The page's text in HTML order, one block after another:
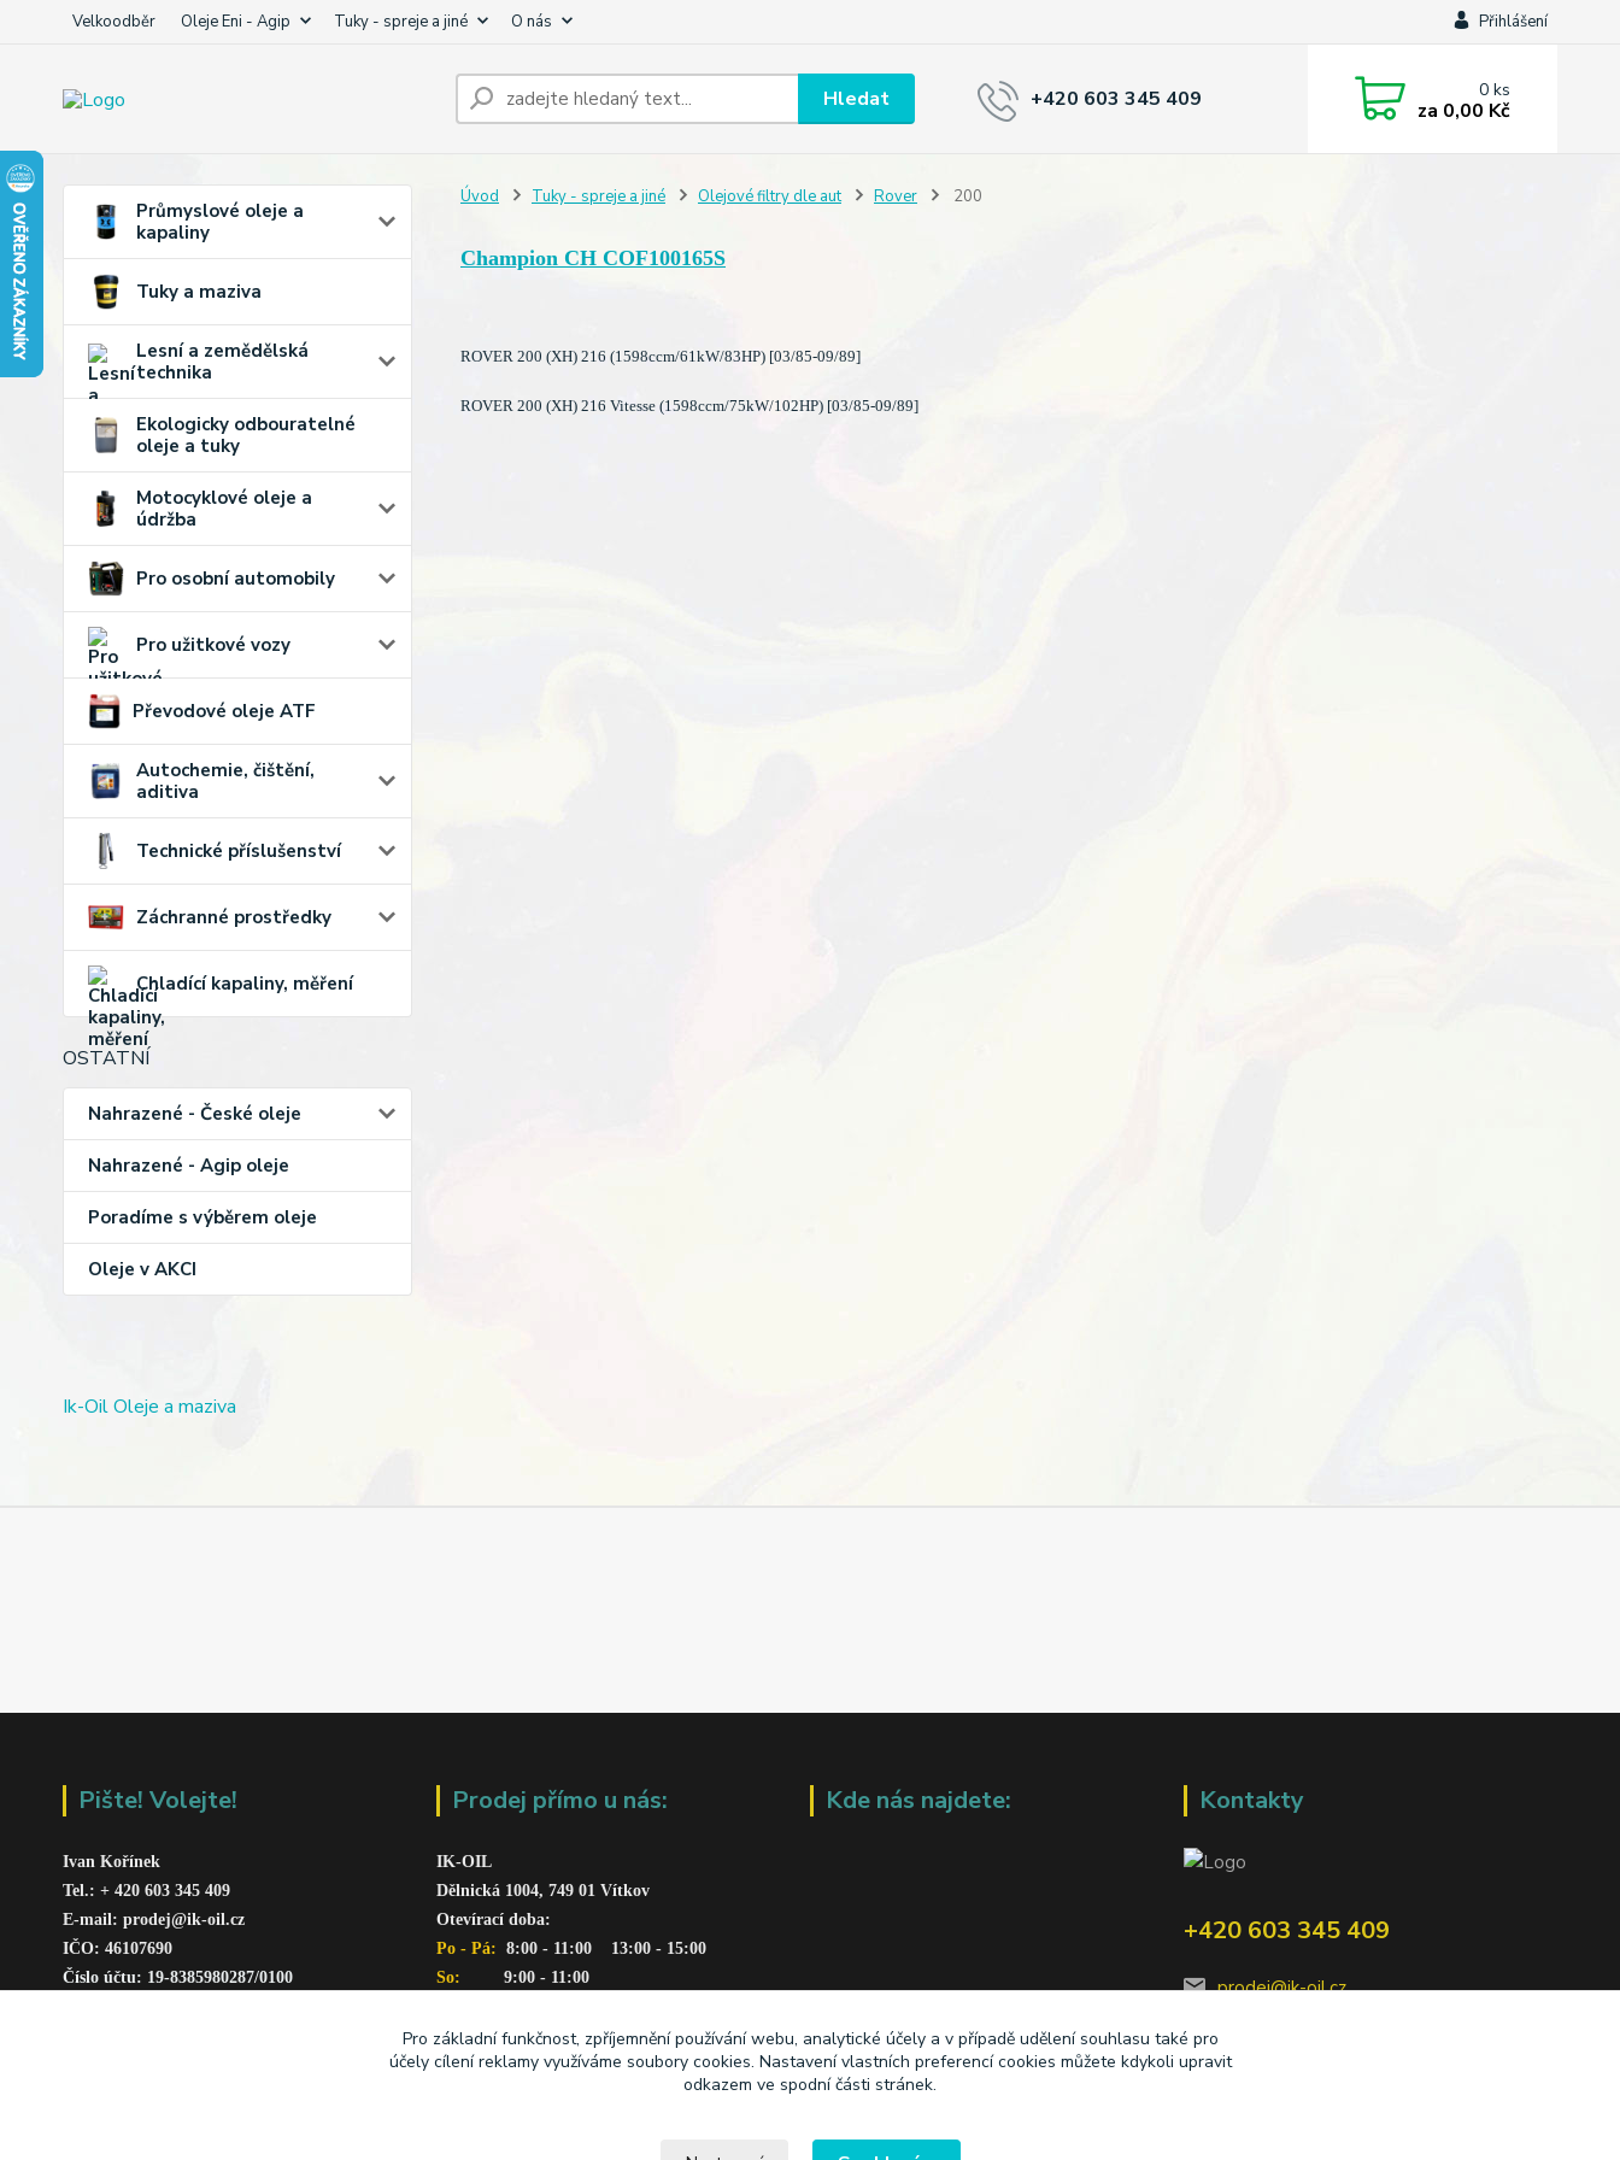
Velkoodběr Oleje Eni - Agip Tuky - spreje a jiné O nás Přihlášení
Hledat +420 603 345 409 0ks
za 0,00 Kč
Průmyslové oleje a
kapaliny
Tuky a maziva
Lesní a zemědělská
technika
Ekologicky odbouratelné
oleje a tuky
Motocyklové oleje a
údržba
Pro osobní automobily
Pro užitkové vozy
Převodové oleje ATF
Autochemie, čištění,
aditiva
Technické příslušenství
Záchranné prostředky
Chladící kapaliny, měření
OSTATNÍ
Nahrazené - České oleje
Nahrazené - Agip oleje
Poradíme s výběrem oleje
Oleje v AKCI
Ik-Oil Oleje a maziva
Úvod Tuky - spreje a jiné Olejové filtry dle aut Rover 200
Champion CH COF100165S
ROVER 200 (XH) 216 (1598ccm/61kW/83HP) [03/85-09/89]
ROVER 200 (XH) 216 Vitesse (1598ccm/75kW/102HP) [03/85-09/89]
Pište! Volejte!
Ivan Kořínek
Tel.: + 420 603 345 409
E-mail: prodej@ik-oil.cz
IČO: 46107690
Číslo účtu: 19-8385980287/0100
Prodej přímo u nás:
IK-OIL
Dělnická 1004, 749 01 Vítkov
Otevírací doba:
Po - Pá: 8:00 - 11:00    13:00 - 15:00
So:
      9:00 - 11:00
Kde nás najdete: Kontakty
+420 603 345 409
prodej@ik-oil.cz
Pro základní funkčnost, zpříjemnění používání webu, analytické účely a v případě udělení souhlasu také pro
účely cílení reklamy využíváme soubory cookies. Nastavení vlastních preferencí cookies můžete kdykoli upravit
odkazem ve spodní části stránek.